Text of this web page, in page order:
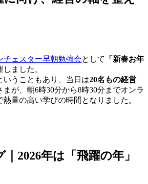
チェスター早朝勉強会として
「新春お年
しました。
いうこともあり、当日は20名もの経営
まが、朝6時30分から8時30分までオンラ
量の高い学びの時間となりました。
2026年は「飛躍の年」